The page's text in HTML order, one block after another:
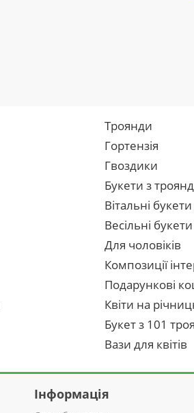
Троянди
Гортензія
Гвоздики
Букети з троянд
Вітальні букети
Весільні букети
Для чоловіків
Композиції
Подарункові
Квіти на
Букет з 101
Вази для квітів
Інформація